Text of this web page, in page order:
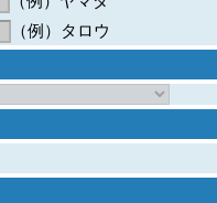
（例）タロウ